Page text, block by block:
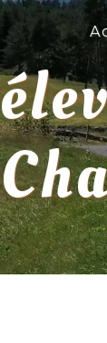
Panneau de